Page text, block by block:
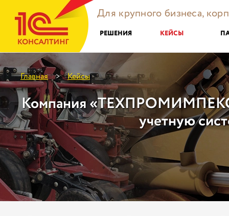
Для крупного бизнеса,
РЕШЕНИЯ КЕЙСЫ
Главная > Кейсы
Компания
учетную